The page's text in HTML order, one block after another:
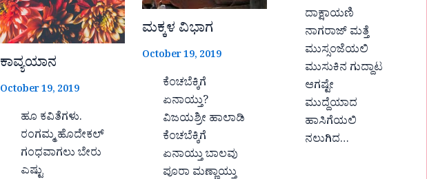
ಕಾವ್ಯಯಾನ
October 19, 2019
ಹೂ ಕವಿತೆಗಳು.
ರಂಗಮ್ಮ ಹೊದೇಕಲ್
ಗಂಧವಾಗಲು ಬೇರು
ಎಷ್ಟು
ಮಕ್ಕಳ ವಿಭಾಗ
October 19, 2019
ಕೆಂಚಬೆಕ್ಕಿಗೆ
ಏನಾಯ್ತು?
ವಿಜಯಶ್ರೀ ಹಾಲಾಡಿ
ಕೆಂಚಬೆಕ್ಕಿಗೆ
ಏನಾಯ್ತು ಬಾಲವು
ಪೂರಾ ಮಣ್ಣಾಯ್ತು
ದಾಕ್ಷಾಯಣಿ
ನಾಗರಾಜ್ ಮತ್ತೆ
ಮುಸ್ಸಂಜೆಯಲಿ
ಮುಸುಕಿನ ಗುದ್ದಾಟ
ಆಗಷ್ಟೇ
ಮುದ್ದೆಯಾದ
ಹಾಸಿಗೆಯಲಿ
ನಲುಗಿದ…